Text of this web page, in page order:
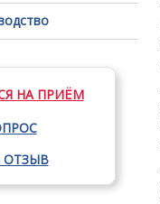
НА ПРИЁМ
ОТЗЫВ